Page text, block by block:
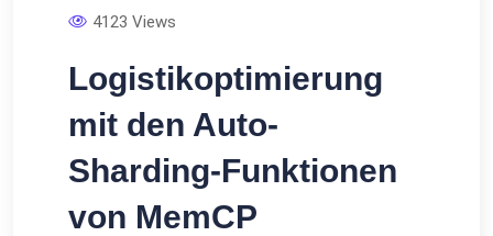
4123 Views
Logistikoptimierung
mit den Auto-
Sharding-Funktionen
von MemCP